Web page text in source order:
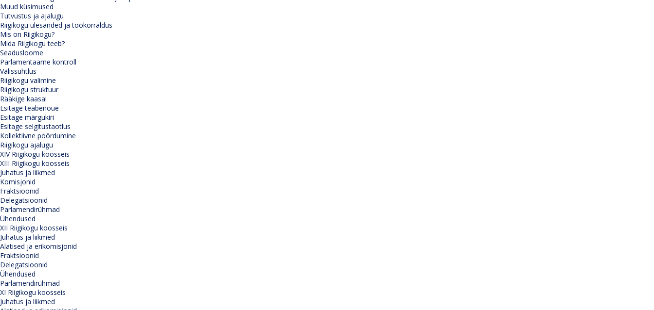
Muud küsimused
Tutvustus ja ajalugu
Riigikogu ülesanded ja töökorraldus
Mis on Riigikogu?
Mida Riigikogu teeb?
Seadusloome
Parlamentaarne kontroll
Välissuhtlus
Riigikogu valimine
Riigikogu struktuur
Rääkige kaasa!
Esitage teabenõue
Esitage märgukiri
Esitage selgitustaotlus
Kollektiivne pöördumine
Riigikogu ajalugu
XIV Riigikogu koosseis
XIII Riigikogu koosseis
Juhatus ja liikmed
Komisjonid
Fraktsioonid
Delegatsioonid
Parlamendirühmad
Ühendused
XII Riigikogu koosseis
Juhatus ja liikmed
Alatised ja erikomisjonid
Fraktsioonid
Delegatsioonid
Ühendused
Parlamendirühmad
XI Riigikogu koosseis
Juhatus ja liikmed